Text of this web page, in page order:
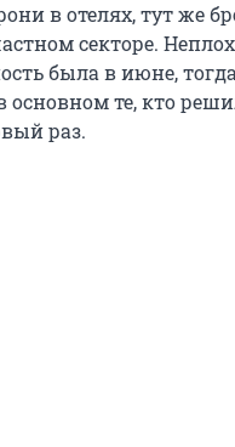
в отелях, тут же
секторе.
была в июне,
основном те, кто
раз.